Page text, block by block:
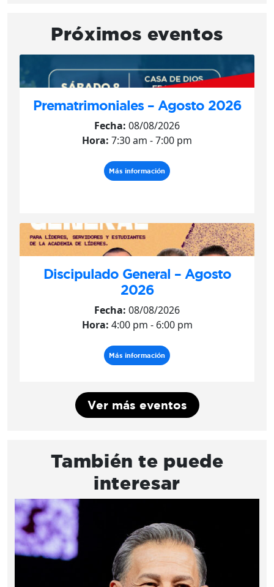
Próximos eventos
Prematrimoniales – Agosto 2026
Fecha: 08/08/2026
Hora: 7:30 am - 7:00 pm
Más información
Discipulado General – Agosto
2026
Fecha: 08/08/2026
Hora: 4:00 pm - 6:00 pm
Más información
Ver más eventos
También te puede
interesar